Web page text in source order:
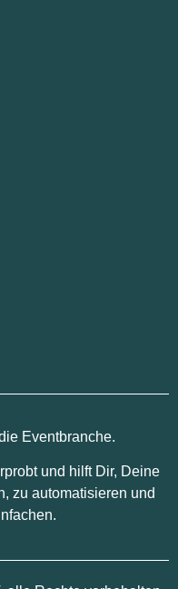
Eventbranche.
und hilft Dir, Deine
zu automatisieren und